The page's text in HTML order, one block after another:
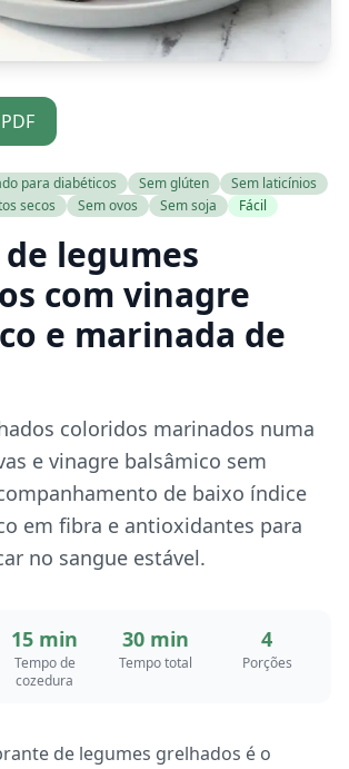
para diabéticos Sem glúten
Sem laticínios
secos Sem ovos Sem soja Fácil
legumes
com vinagre
e marinada de
coloridos marinados numa
e vinagre balsâmico sem
de baixo índice
em fibra e antioxidantes para
no sangue estável.
15 min
Tempo de
cozedura
30 min
Tempo total
4
Porções
de legumes grelhados é o